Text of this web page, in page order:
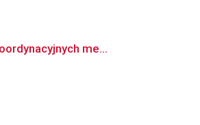
me...